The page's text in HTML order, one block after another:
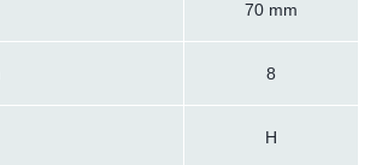
70 mm
8
H